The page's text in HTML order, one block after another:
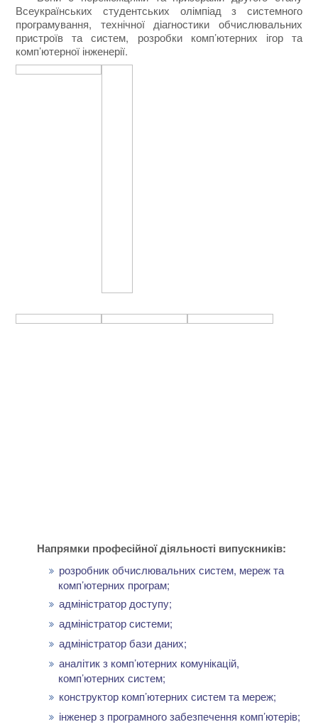
Всеукраїнських студентських олімпіад з системного
програмування, технічної діагностики обчислювальних
пристроїв та систем, розробки комп’ютерних ігор та
комп’ютерної інженерії.
Напрямки професійної діяльності випускників:
розробник обчислювальних систем, мереж та
комп’ютерних програм;
адміністратор доступу;
адміністратор системи;
адміністратор бази даних;
аналітик з комп’ютерних комунікацій,
комп’ютерних систем;
конструктор комп’ютерних систем та мереж;
інженер з програмного забезпечення комп’ютерів;